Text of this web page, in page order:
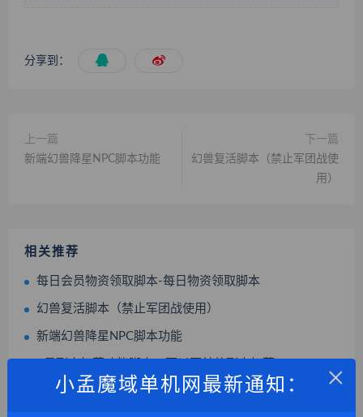
分享到：
上一篇
新端幻兽降星NPC脚本功能
下一篇
幻兽复活脚本（禁止军团战使
用）
相关推荐
每日会员物资领取脚本-每日物资领取脚本
幻兽复活脚本（禁止军团战使用）
新端幻兽降星NPC脚本功能
钓鱼功能（炸鱼小功能脚本） ×
小孟魔域单机网最新通知：